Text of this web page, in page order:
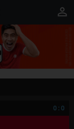
perm_identity
0 : 0